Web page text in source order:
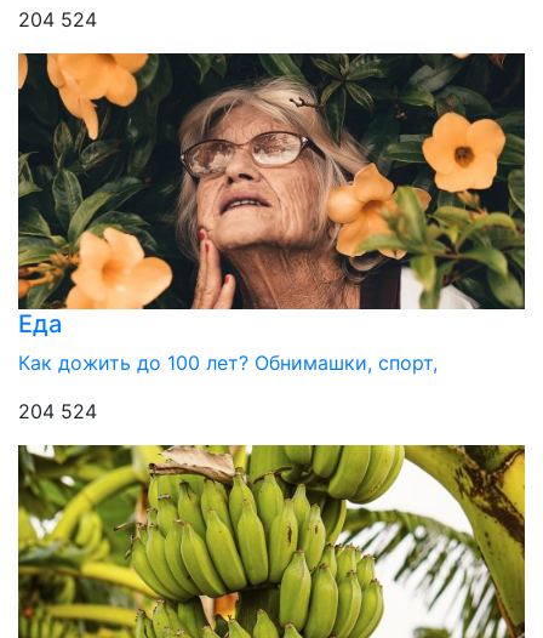
204 524
Еда
Как дожить до 100 лет? Обнимашки, спорт,
204 524